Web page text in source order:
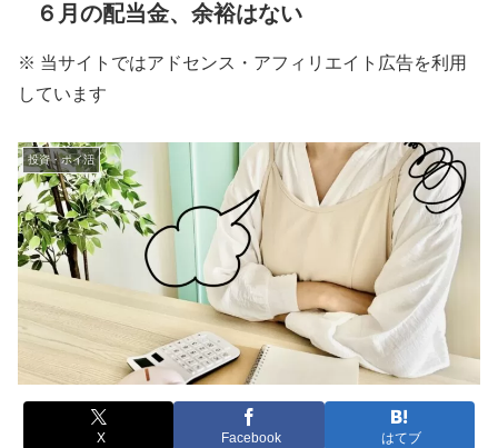
６月の配当金、余裕はない
※ 当サイトではアドセンス・アフィリエイト広告を利用
しています
投資・ポイ活
X Facebook はてブ